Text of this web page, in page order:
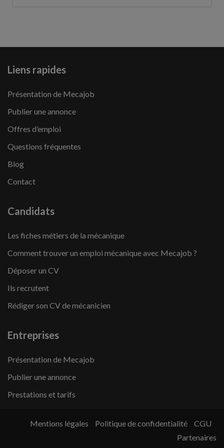
Liens rapides
Présentation de Mecajob
Publier une annonce
Offres d’emploi
Questions fréquentes
Blog
Contact
Candidats
Les fiches métiers de la mécanique
Comment trouver un emploi mécanique avec Mecajob ?
Déposer un CV
Ils recrutent
Rédiger son CV de mécanicien
Entreprises
Présentation de Mecajob
Publier une annonce
Prestations et tarifs
Mentions légales Politique de confidentialité
CGU
Partenaires